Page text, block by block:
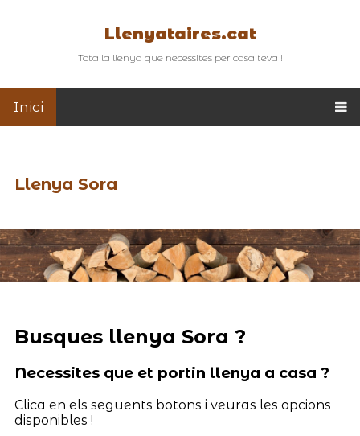
Llenyataires.cat
Tota la llenya que necessites per casa teva !
Inici
Llenya Sora
Busques llenya Sora ?
Necessites que et portin llenya a casa ?
Clica en els seguents botons i veuras les opcions
disponibles !